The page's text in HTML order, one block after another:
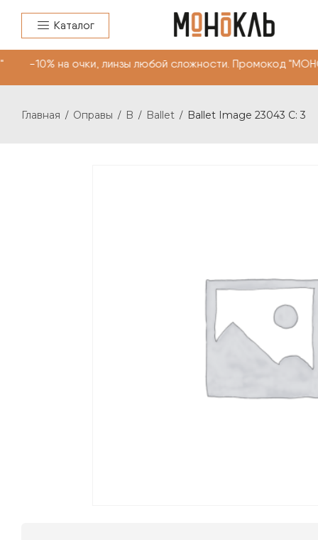
Каталог
на очки, линзы любой сложности.
Главная / Оправы / B / Ballet / Ballet Image 23043 C: 3